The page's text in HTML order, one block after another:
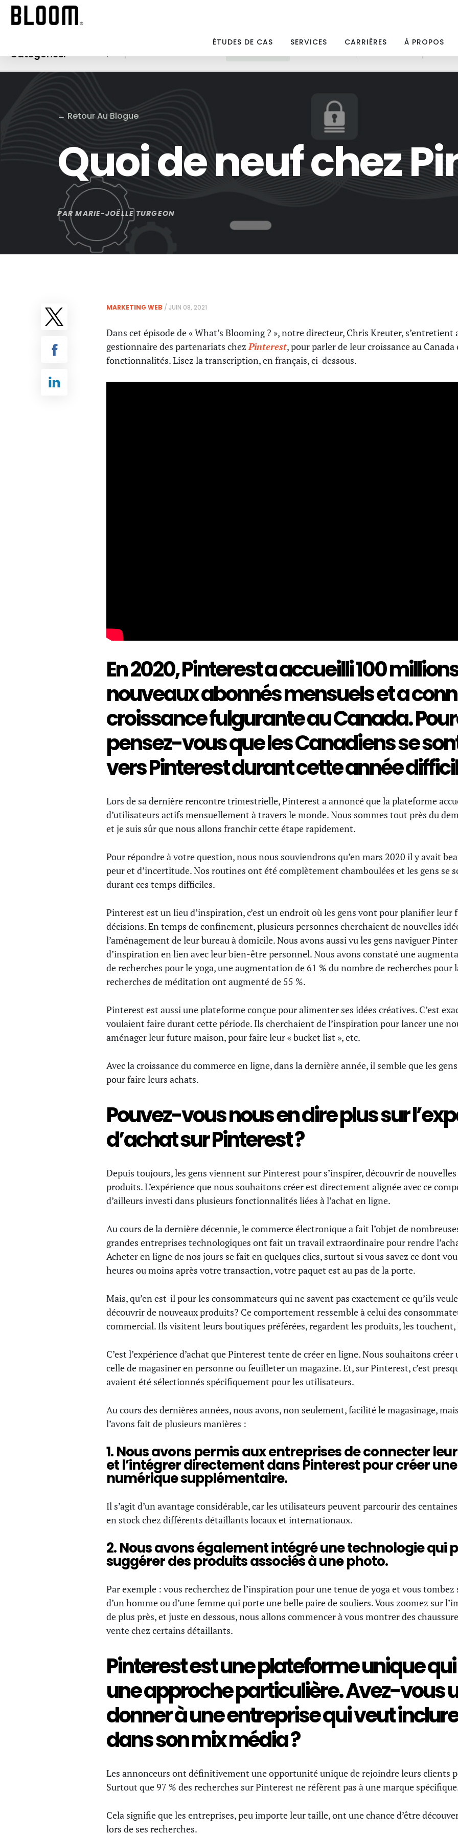
ÉTUDES DE CAS SERVICES CARRIÈRES À PROPOS
Catégories: ANALYTIQUES MARKETING PAR COURRIELS MARKETING WEB MÉDIAS PAYANTS MÉDIAS SOCIAUX SEO
← Retour Au Blogue
Quoi de neuf chez
PARMARIE-JOËLLE TURGEON
MARKETING WEB / JUIN 08, 2021
Dans cet épisode de « What’s Blooming ? », notre directeur, Chris Kreuter, s’entretient
gestionnaire des partenariats chezPinterest, pour parler de leur croissance au
fonctionnalités. Lisez la transcription, en français, ci-dessous.
En 2020, Pinterest a accueilli 100
nouveaux abonnés mensuels et a
croissance fulgurante au Canada.
pensez-vous que les Canadiens se
vers Pinterest durant cette année
Lors de sa dernière rencontre trimestrielle, Pinterest a annoncé que la plateforme
d’utilisateurs actifs mensuellement à travers le monde. Nous sommes tout près du
et je suis sûr que nous allons franchir cette étape rapidement.
Pour répondre à votre question, nous nous souviendrons qu’en mars 2020 il y avait
peur et d’incertitude. Nos routines ont été complètement chamboulées et les gens se
durant ces temps difficiles.
Pinterest est un lieu d’inspiration, c’est un endroit où les gens vont pour planifier
décisions. En temps de confinement, plusieurs personnes cherchaient de nouvelles
l’aménagement de leur bureau à domicile. Nous avons aussi vu les gens naviguer
d’inspiration en lien avec leur bien-être personnel. Nous avons constaté une
de recherches pour le yoga, une augmentation de 61 % du nombre de recherches pour
recherches de méditation ont augmenté de 55 %.
Pinterest est aussi une plateforme conçue pour alimenter ses idées créatives. C’est
voulaient faire durant cette période. Ils cherchaient de l’inspiration pour lancer une
aménager leur future maison, pour faire leur « bucket list », etc.
Avec la croissance du commerce en ligne, dans la dernière année, il semble que les
pour faire leurs achats.
Pouvez-vous nous en dire plus sur
d’achat sur Pinterest ?
Depuis toujours, les gens viennent sur Pinterest pour s’inspirer, découvrir de
produits. L’expérience que nous souhaitons créer est directement alignée avec ce
d’ailleurs investi dans plusieurs fonctionnalités liées à l’achat en ligne.
Au cours de la dernière décennie, le commerce électronique a fait l’objet de
grandes entreprises technologiques ont fait un travail extraordinaire pour rendre
Acheter en ligne de nos jours se fait en quelques clics, surtout si vous savez ce dont
heures ou moins après votre transaction, votre paquet est au pas de la porte.
Mais, qu’en est-il pour les consommateurs qui ne savent pas exactement ce qu’ils
découvrir de nouveaux produits? Ce comportement ressemble à celui des
commercial. Ils visitent leurs boutiques préférées, regardent les produits, les
C’est l’expérience d’achat que Pinterest tente de créer en ligne. Nous souhaitons
celle de magasiner en personne ou feuilleter un magazine. Et, sur Pinterest, c’est
avaient été sélectionnés spécifiquement pour les utilisateurs.
Au cours des dernières années, nous avons, non seulement, facilité le magasinage,
l’avons fait de plusieurs manières :
1. Nous avons permis aux entreprises de connecter
et l’intégrer directement dans Pinterest pour créer
numérique supplémentaire.
Il s’agit d’un avantage considérable, car les utilisateurs peuvent parcourir des
en stock chez différents détaillants locaux et internationaux.
2. Nous avons également intégré une technologie qui
suggérer des produits associés à une photo.
Par exemple : vous recherchez de l’inspiration pour une tenue de yoga et vous
d’un homme ou d’une femme qui porte une belle paire de souliers. Vous zoomez sur
de plus près, et juste en dessous, nous allons commencer à vous montrer des
vente chez certains détaillants.
Pinterest est une plateforme unique
une approche particulière. Avez-vous
donner à une entreprise qui veut
dans son mix média ?
Les annonceurs ont définitivement une opportunité unique de rejoindre leurs clients
Surtout que 97 % des recherches sur Pinterest ne réfèrent pas à une marque
Cela signifie que les entreprises, peu importe leur taille, ont une chance d’être
lors de ses recherches.